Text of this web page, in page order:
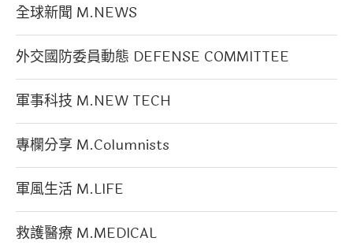
全球新聞 M.NEWS
外交國防委員動態 DEFENSE COMMITTEE
軍事科技 M.NEW TECH
專欄分享 M.Columnists
軍風生活 M.LIFE
救護醫療 M.MEDICAL